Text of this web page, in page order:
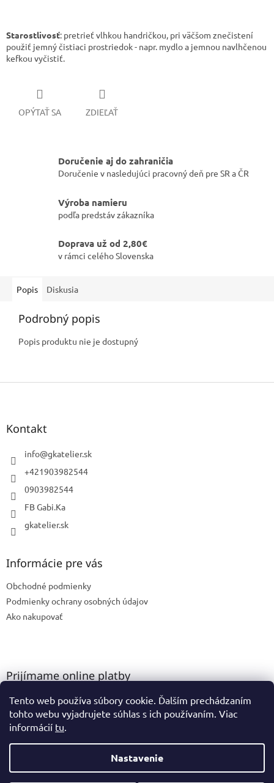
Tento web používa súbory cookie. Ďalším prechádzaním
tohto webu vyjadrujete súhlas s ich používaním. Viac
informácií tu.
Nastavenie
Starostlivosť: pretrieť vlhkou handričkou, pri väčšom znečistení
použiť jemný čistiaci prostriedok - napr. mydlo a jemnou navlhčenou
kefkou vyčistiť.
OPÝTAŤ SA ZDIEĽAŤ
Doručenie aj do zahraničia
Doručenie v nasledujúci pracovný deň pre SR a ČR
Výroba namieru
podľa predstáv zákazníka
Doprava už od 2,80€
v rámci celého Slovenska
Popis Diskusia
Podrobný popis
Popis produktu nie je dostupný
Z
Kontakt
info@gkatelier.sk
+421903982544
0903982544
FB Gabi.Ka
gkatelier.sk
Informácie pre vás
Obchodné podmienky
Podmienky ochrany osobných údajov
Ako nakupovať
Prijímame online platby
Vytvoril Shoptet